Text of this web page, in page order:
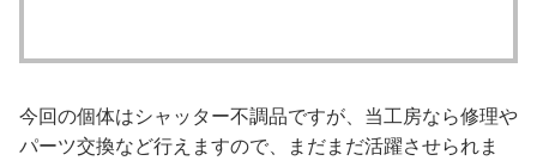
今回の個体はシャッター不調品ですが、当工房なら修理や
パーツ交換など行えますので、まだまだ活躍させられま